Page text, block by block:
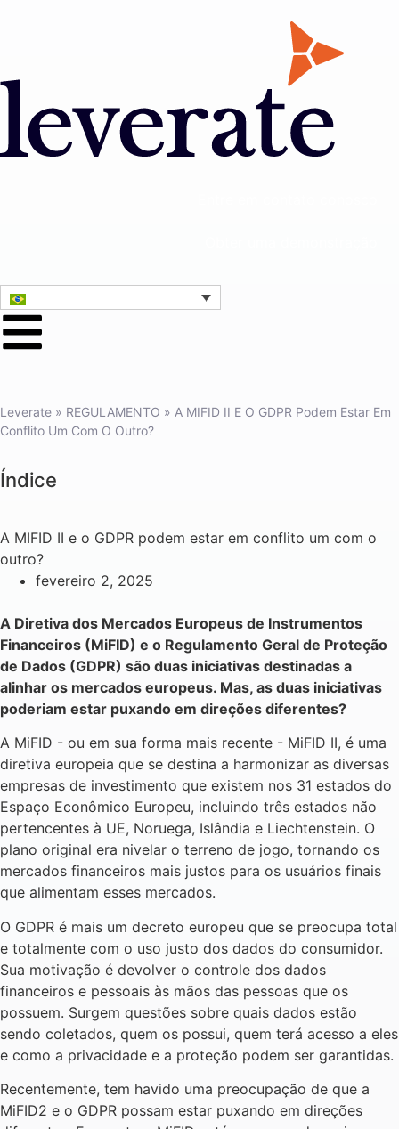
Leverate » REGULAMENTO » A MIFID II E O GDPR Podem Estar Em
Conflito Um Com O Outro?
Índice
A MIFID II e o GDPR podem estar em conflito um com o
outro?
fevereiro 2, 2025
A Diretiva dos Mercados Europeus de Instrumentos
Financeiros (MiFID) e o Regulamento Geral de Proteção
de Dados (GDPR) são duas iniciativas destinadas a
alinhar os mercados europeus. Mas, as duas iniciativas
poderiam estar puxando em direções diferentes?
A MiFID - ou em sua forma mais recente - MiFID II, é uma
diretiva europeia que se destina a harmonizar as diversas
empresas de investimento que existem nos 31 estados do
Espaço Econômico Europeu, incluindo três estados não
pertencentes à UE, Noruega, Islândia e Liechtenstein. O
plano original era nivelar o terreno de jogo, tornando os
mercados financeiros mais justos para os usuários finais
que alimentam esses mercados.
O GDPR é mais um decreto europeu que se preocupa total
e totalmente com o uso justo dos dados do consumidor.
Sua motivação é devolver o controle dos dados
financeiros e pessoais às mãos das pessoas que os
possuem. Surgem questões sobre quais dados estão
sendo coletados, quem os possui, quem terá acesso a eles
e como a privacidade e a proteção podem ser garantidas.
Recentemente, tem havido uma preocupação de que a
MiFID2 e o GDPR possam estar puxando em direções